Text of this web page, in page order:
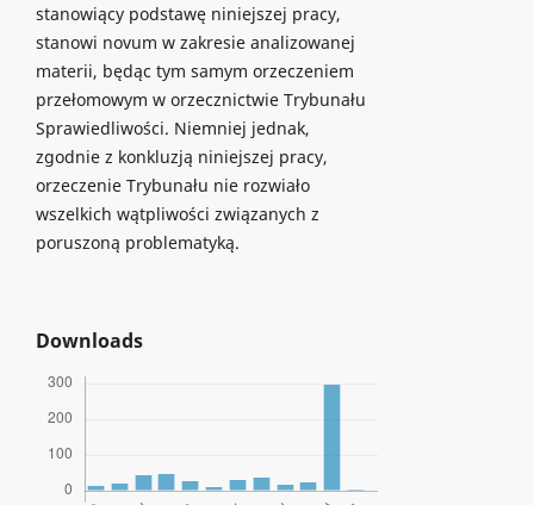
stanowiący podstawę niniejszej pracy,
stanowi novum w zakresie analizowanej
materii, będąc tym samym orzeczeniem
przełomowym w orzecznictwie Trybunału
Sprawiedliwości. Niemniej jednak,
zgodnie z konkluzją niniejszej pracy,
orzeczenie Trybunału nie rozwiało
wszelkich wątpliwości związanych z
poruszoną problematyką.
Downloads